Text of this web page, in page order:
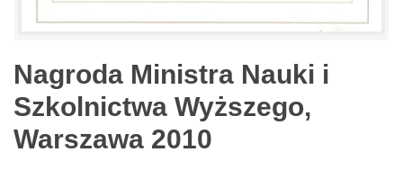
Nagroda Ministra Nauki i
Szkolnictwa Wyższego,
Warszawa 2010